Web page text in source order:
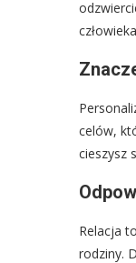
celów,
cieszysz
Relacja
rodziny.